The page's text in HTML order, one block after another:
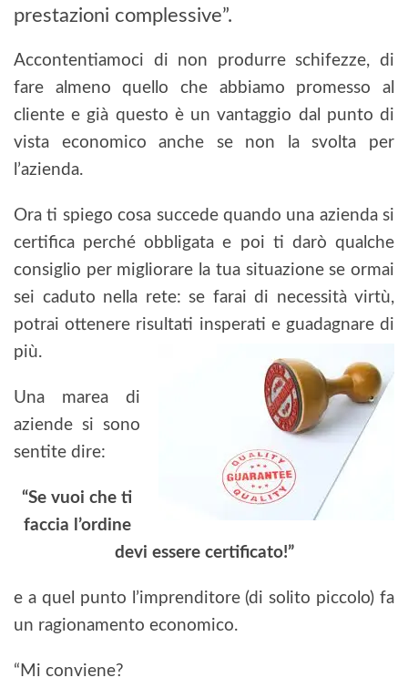
prestazioni complessive”.
Accontentiamoci di non produrre schifezze, di
fare almeno quello che abbiamo promesso al
cliente e già questo è un vantaggio dal punto di
vista economico anche se non la svolta per
l’azienda.
Ora ti spiego cosa succede quando una azienda si
certifica perché obbligata e poi ti darò qualche
consiglio per migliorare la tua situazione se ormai
sei caduto nella rete: se farai di necessità virtù,
potrai ottenere risultati insperati e guadagnare di
più.
Una marea di
aziende si sono
sentite dire:
“Se vuoi che ti
faccia l’ordine
devi essere certificato!”
e a quel punto l’imprenditore (di solito piccolo) fa
un ragionamento economico.
“Mi conviene?